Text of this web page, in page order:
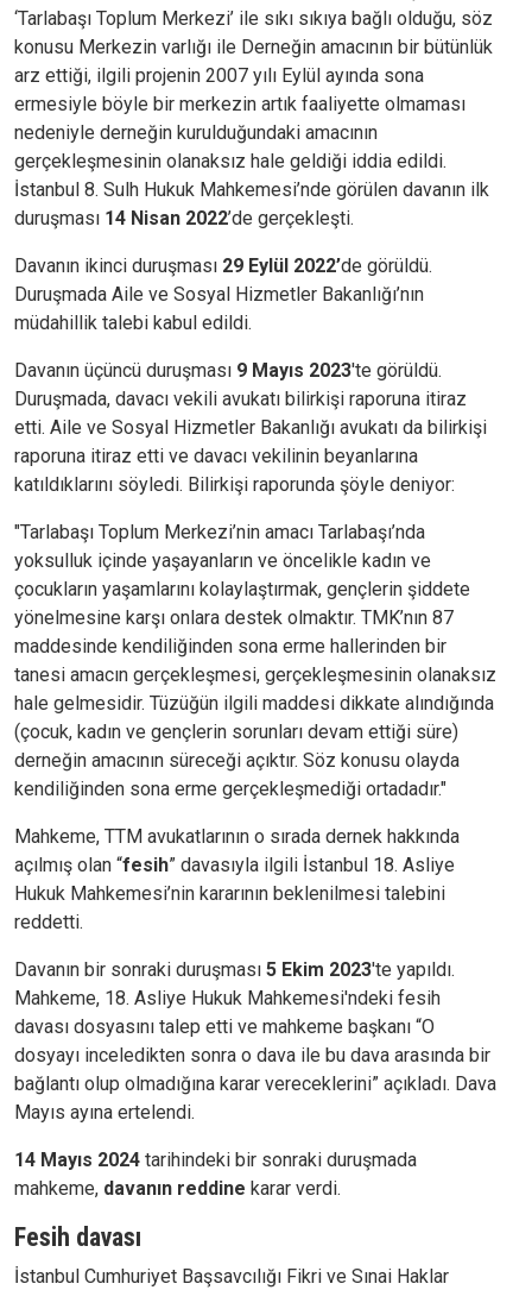
‘Tarlabaşı Toplum Merkezi’ ile sıkı sıkıya bağlı olduğu, söz
konusu Merkezin varlığı ile Derneğin amacının bir bütünlük
arz ettiği, ilgili projenin 2007 yılı Eylül ayında sona
ermesiyle böyle bir merkezin artık faaliyette olmaması
nedeniyle derneğin kurulduğundaki amacının
gerçekleşmesinin olanaksız hale geldiği iddia edildi.
İstanbul 8. Sulh Hukuk Mahkemesi’nde görülen davanın ilk
duruşması 14 Nisan 2022’de gerçekleşti.
Davanın ikinci duruşması 29 Eylül 2022’de görüldü.
Duruşmada Aile ve Sosyal Hizmetler Bakanlığı’nın
müdahillik talebi kabul edildi.
Davanın üçüncü duruşması 9 Mayıs 2023'te görüldü.
Duruşmada, davacı vekili avukatı bilirkişi raporuna itiraz
etti. Aile ve Sosyal Hizmetler Bakanlığı avukatı da bilirkişi
raporuna itiraz etti ve davacı vekilinin beyanlarına
katıldıklarını söyledi. Bilirkişi raporunda şöyle deniyor:
"Tarlabaşı Toplum Merkezi’nin amacı Tarlabaşı’nda
yoksulluk içinde yaşayanların ve öncelikle kadın ve
çocukların yaşamlarını kolaylaştırmak, gençlerin şiddete
yönelmesine karşı onlara destek olmaktır. TMK’nın 87
maddesinde kendiliğinden sona erme hallerinden bir
tanesi amacın gerçekleşmesi, gerçekleşmesinin olanaksız
hale gelmesidir. Tüzüğün ilgili maddesi dikkate alındığında
(çocuk, kadın ve gençlerin sorunları devam ettiği süre)
derneğin amacının süreceği açıktır. Söz konusu olayda
kendiliğinden sona erme gerçekleşmediği ortadadır."
Mahkeme, TTM avukatlarının o sırada dernek hakkında
açılmış olan “fesih” davasıyla ilgili İstanbul 18. Asliye
Hukuk Mahkemesi’nin kararının beklenilmesi talebini
reddetti.
Davanın bir sonraki duruşması 5 Ekim 2023'te yapıldı.
Mahkeme, 18. Asliye Hukuk Mahkemesi'ndeki fesih
davası dosyasını talep etti ve mahkeme başkanı “O
dosyayı inceledikten sonra o dava ile bu dava arasında bir
bağlantı olup olmadığına karar vereceklerini” açıkladı. Dava
Mayıs ayına ertelendi.
14 Mayıs 2024 tarihindeki bir sonraki duruşmada
mahkeme, davanın reddine karar verdi.
Fesih davası
İstanbul Cumhuriyet Başsavcılığı Fikri ve Sınai Haklar